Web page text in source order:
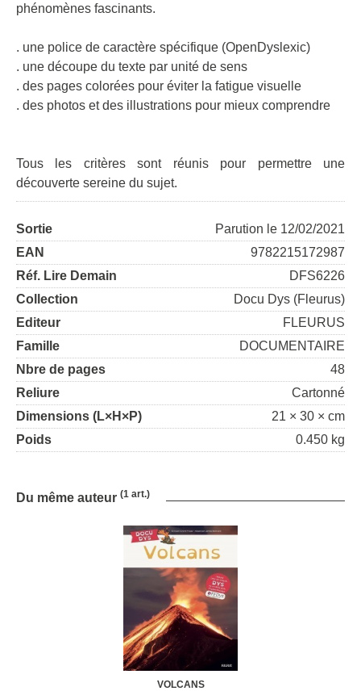
phénomènes fascinants.
. une police de caractère spécifique (OpenDyslexic)
. une découpe du texte par unité de sens
. des pages colorées pour éviter la fatigue visuelle
. des photos et des illustrations pour mieux comprendre
Tous les critères sont réunis pour permettre une
découverte sereine du sujet.
Sortie
Parution le 12/02/2021
EAN
9782215172987
Réf. Lire Demain
DFS6226
Collection
Docu Dys (Fleurus)
Editeur
FLEURUS
Famille
DOCUMENTAIRE
Nbre de pages
48
Reliure
Cartonné
Dimensions (L×H×P)
21 × 30 × cm
Poids
0.450 kg
Du même auteur (1 art.)
VOLCANS